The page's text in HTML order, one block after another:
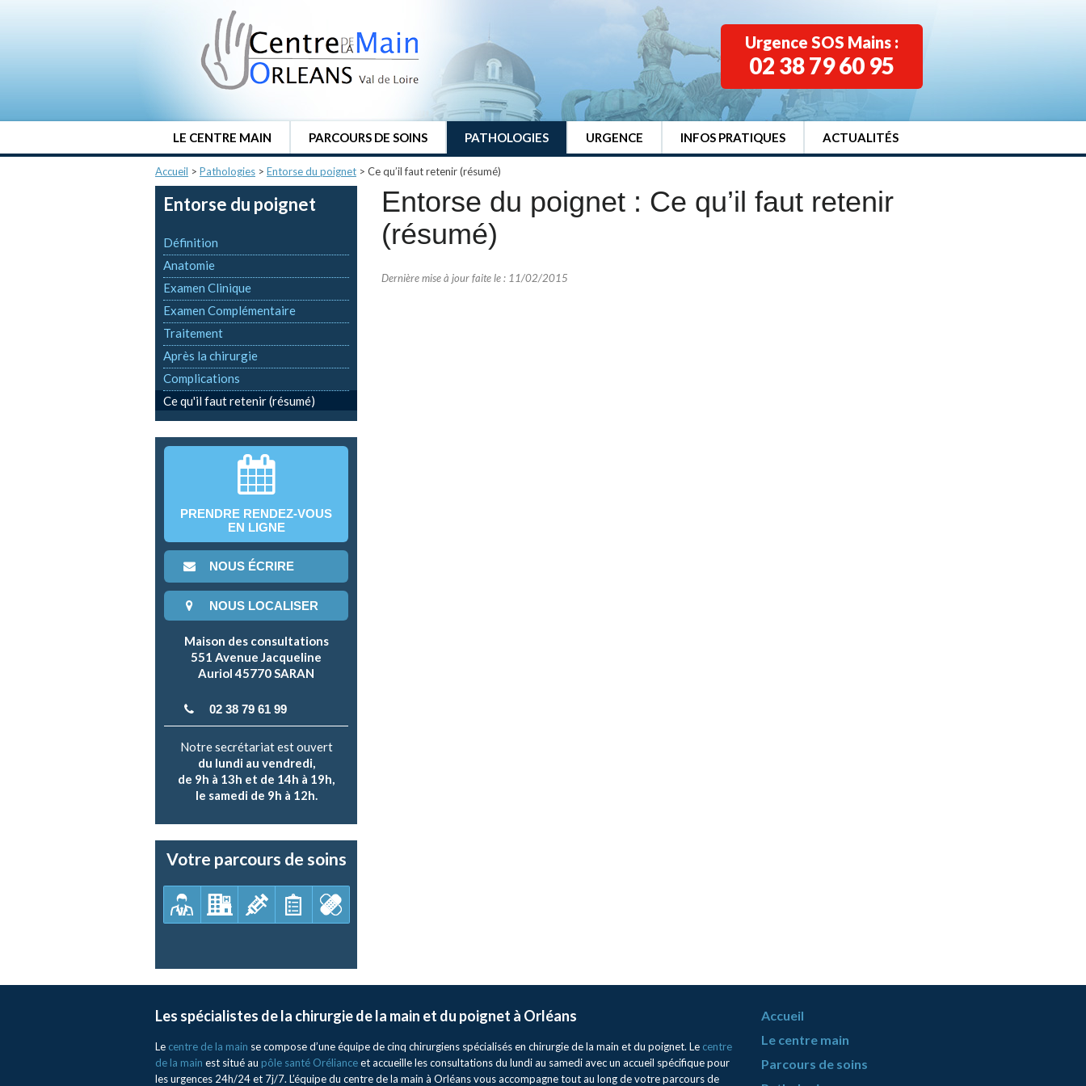
Urgence SOS Mains :
02 38 79 60 95
LE CENTRE MAIN PARCOURS DE SOINS PATHOLOGIES URGENCE INFOS PRATIQUES ACTUALITÉS
Accueil > Pathologies > Entorse du poignet > Ce qu’il faut retenir (résumé)
Entorse du poignet
Définition
Anatomie
Examen Clinique
Examen Complémentaire
Traitement
Après la chirurgie
Complications
Ce qu'il faut retenir (résumé)
PRENDRE RENDEZ-VOUS
EN LIGNE
NOUS ÉCRIRE
NOUS LOCALISER
Maison des consultations
551 Avenue Jacqueline
Auriol 45770 SARAN
02 38 79 61 99
Notre secrétariat est ouvert
du lundi au vendredi,
de 9h à 13h et de 14h à 19h,
le samedi de 9h à 12h.
Votre parcours de soins
Entorse du poignet : Ce qu’il faut retenir
(résumé)
Dernière mise à jour faite le : 11/02/2015
Les spécialistes de la chirurgie de la main et du poignet à Orléans
Le centre de la main se compose d’une équipe de cinq chirurgiens spécialisés en chirurgie de la main et du poignet. Le centre
de la main est situé au pôle santé Orélianceet accueille les consultations du lundi au samedi avec un accueil spécifique pour
les urgences 24h/24 et 7j/7. L’équipe du centre de la main à Orléans vous accompagne tout au long de votre parcours de
Accueil
Le centre main
Parcours de soins